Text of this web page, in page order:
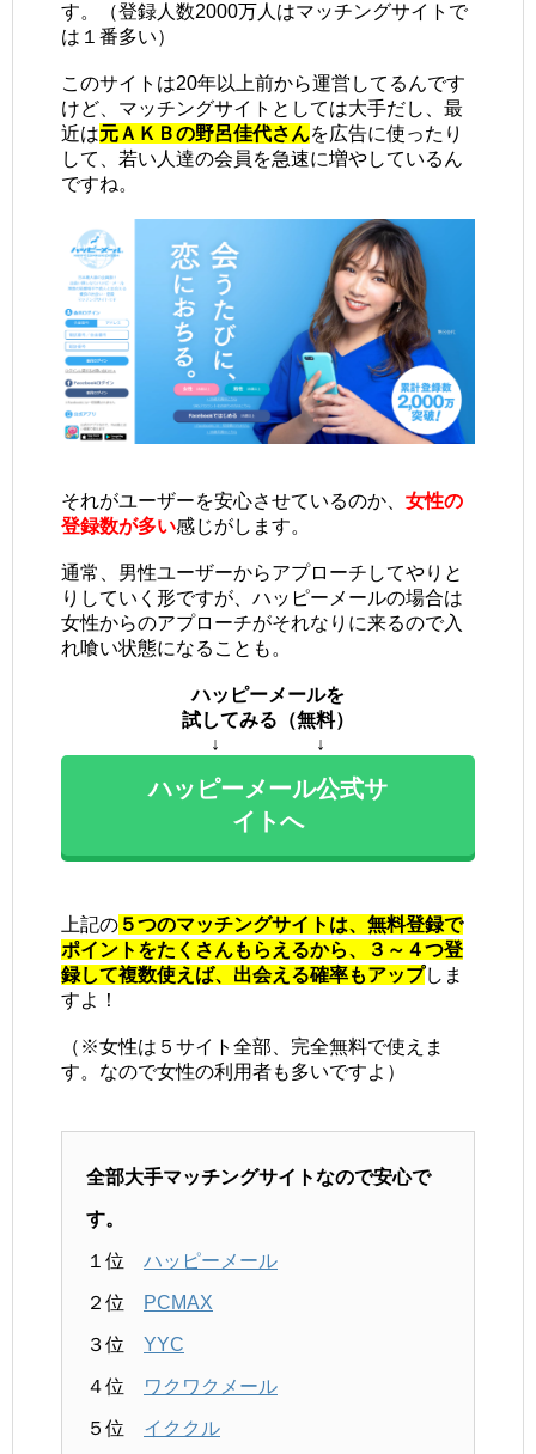
す。（登録人数2000万人はマッチングサイトで
は１番多い）
このサイトは20年以上前から運営してるんです
けど、マッチングサイトとしては大手だし、最
近は元ＡＫＢの野呂佳代さんを広告に使ったり
して、若い人達の会員を急速に増やしているん
ですね。
それがユーザーを安心させているのか、 女性の
登録数が多い感じがします。
通常、男性ユーザーからアプローチしてやりと
りしていく形ですが、ハッピーメールの場合は
女性からのアプローチがそれなりに来るので入
れ喰い状態になることも。
ハッピーメールを
試してみる（無料）
↓ ↓
ハッピーメール公式サ
イトへ
上記の ５つのマッチングサイトは、無料登録で
ポイントをたくさんもらえるから、３～４つ登
録して複数使えば、出会える確率もアップしま
すよ！
（※女性は５サイト全部、完全無料で使えま
す。なので女性の利用者も多いですよ）
全部大手マッチングサイトなので安心で
す。
１位 ハッピーメール
２位 PCMAX
３位 YYC
４位 ワクワクメール
５位 イククル